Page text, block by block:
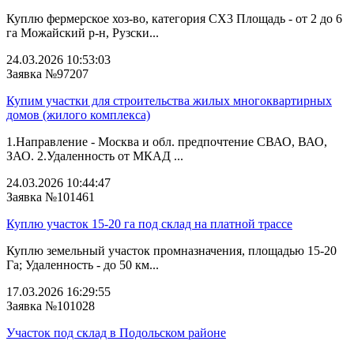
Куплю фермерское хоз-во, категория СХ3 Площадь - от 2 до 6
га Можайский р-н, Рузски...
24.03.2026 10:53:03
Заявка №97207
Купим участки для строительства жилых многоквартирных
домов (жилого комплекса)
1.Направление - Москва и обл. предпочтение СВАО, ВАО,
ЗАО. 2.Удаленность от МКАД ...
24.03.2026 10:44:47
Заявка №101461
Куплю участок 15-20 га под склад на платной трассе
Куплю земельный участок промназначения, площадью 15-20
Га; Удаленность - до 50 км...
17.03.2026 16:29:55
Заявка №101028
Участок под склад в Подольском районе